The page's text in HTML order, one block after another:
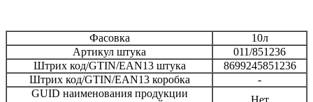
Фасовка
10л
Артикул штука
011/851236
Штрих код/GTIN/EAN13 штука
8699245851236
Штрих код/GTIN/EAN13 коробка
-
GUID наименования продукции
Нет